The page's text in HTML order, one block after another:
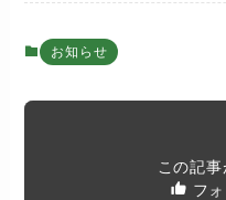
お知らせ
この記
フ